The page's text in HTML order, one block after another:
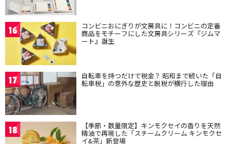
16 コンビニおにぎりが文房具に！コンビニの定番
商品をモチーフにした文房具シリーズ『ジムマ
ート』誕生
17 自転車を持つだけで税金？ 昭和まで続いた「自
転車税」の意外な歴史と脱税が横行した理由
18 【季節・数量限定】キンモクセイの香りを天然
精油で再現した「スチームクリーム キンモクセ
イ&茶」新登場